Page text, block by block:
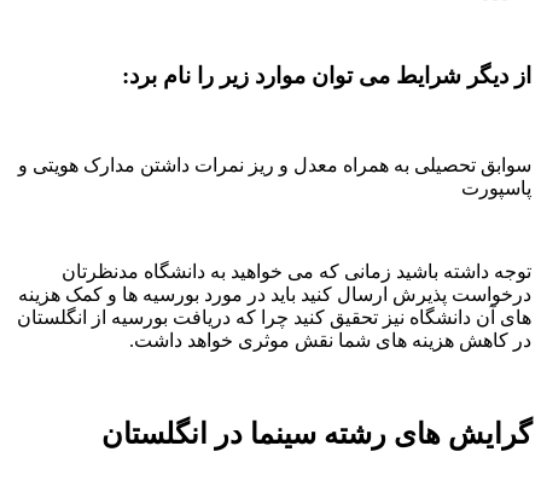
از دیگر شرایط می توان موارد زیر را نام برد:
سوابق تحصیلی به همراه معدل و ریز نمرات داشتن مدارک هویتی و
پاسپورت
توجه داشته باشید زمانی که می خواهید به دانشگاه مدنظرتان
درخواست پذیرش ارسال کنید باید در مورد بورسیه ها و کمک هزینه
های آن دانشگاه نیز تحقیق کنید چرا که دریافت بورسیه از انگلستان
در کاهش هزینه های شما نقش موثری خواهد داشت.
گرایش های رشته سینما در انگلستان